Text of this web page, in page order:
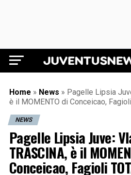
Juventus
Home » News » Pagelle Lipsia
è il MOMENTO di Conceicao,
NEWS
Pagelle Lipsia Juve:
TRASCINA, è il
Conceicao, Fagioli